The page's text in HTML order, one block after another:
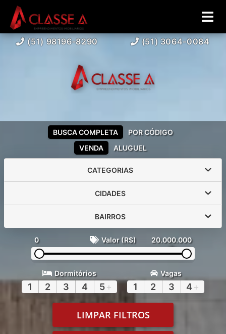
(51) 98196-8290 (51) 3064-0084
VENDA ALUGUEL
BUSCA COMPLETA POR CÓDIGO
CATEGORIAS
CIDADES
BAIRROS
0 Valor (R$) 20.000.000
Dormitórios
1 2 3 4 5+
Vagas
1 2 3 4 +
LIMPAR FILTROS